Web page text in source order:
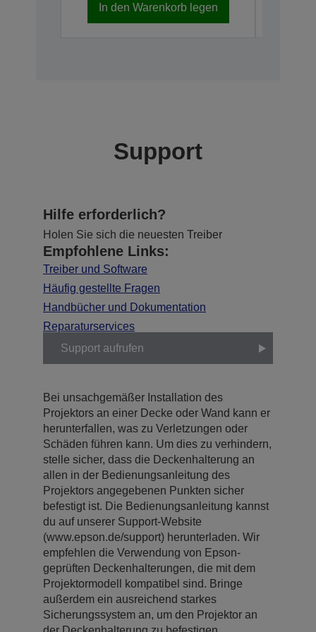
In den Warenkorb legen
Support
Hilfe erforderlich?
Holen Sie sich die neuesten Treiber
Empfohlene Links:
Treiber und Software
Häufig gestellte Fragen
Handbücher und Dokumentation
Reparaturservices
Support aufrufen
Bei unsachgemäßer Installation des
Projektors an einer Decke oder Wand kann er
herunterfallen, was zu Verletzungen oder
Schäden führen kann. Um dies zu verhindern,
stelle sicher, dass die Deckenhalterung an
allen in der Bedienungsanleitung des
Projektors angegebenen Punkten sicher
befestigt ist. Die Bedienungsanleitung kannst
du auf unserer Support-Website
(www.epson.de/support) herunterladen. Wir
empfehlen die Verwendung von Epson-
geprüften Deckenhalterungen, die mit dem
Projektormodell kompatibel sind. Bringe
außerdem ein ausreichend starkes
Sicherungssystem an, um den Projektor an